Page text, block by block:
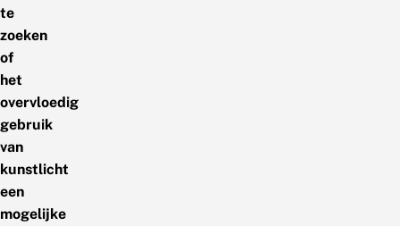
te
zoeken
of
het
overvloedig
gebruik
van
kunstlicht
een
mogelijke